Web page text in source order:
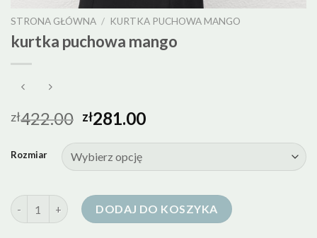
STRONA GŁÓWNA / KURTKA PUCHOWA MANGO
kurtka puchowa mango
zł422.00 zł281.00
Rozmiar
ilość kurtka puchowa mangoDODAJ DO KOSZYKA